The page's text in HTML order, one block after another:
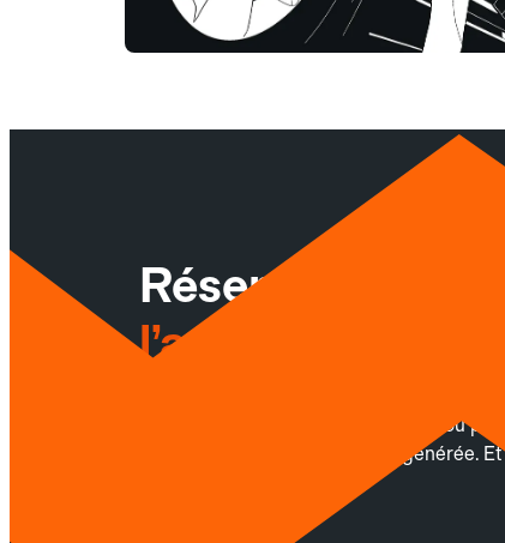
Réservez
l’application
Planifiez vos trajets professionnels ou
chaque trajet une facture sera générée.